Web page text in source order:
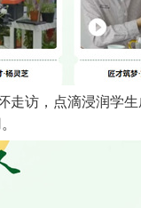
走访，点滴浸润学